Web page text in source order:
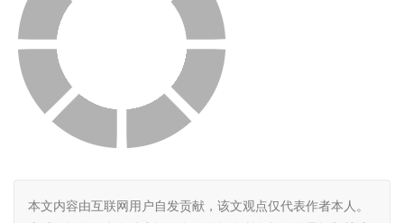
本文内容由互联网用户自发贡献，该文观点仅代表作者本人。